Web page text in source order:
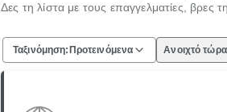
Δες τη λίστα με τους επαγγελματίες, βρες
Ταξινόμηση: Προτεινόμενα Ανοιχτό τώρα